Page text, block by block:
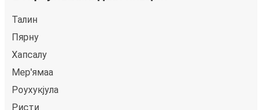
Талин
Пярну
Хапсалу
Мер'ямаа
Роухукјула
Ристи